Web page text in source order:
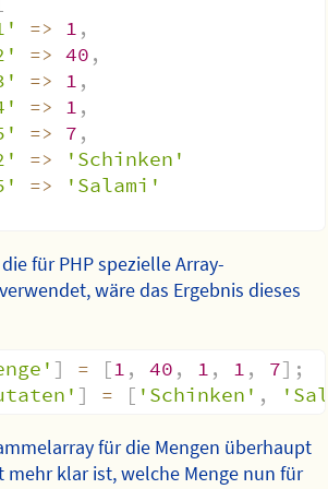
=> 1 ,
=> 40 ,
=> 1 ,
=> 1 ,
=> 7 ,
=>
'Schinken'
=>
'Salami'
für PHP spezielle Array-
wäre das Ergebnis dieses
] = [1 , 40 , 1 , 1 , 7] ;
] = [ 'Schinken' ,
für die Mengen überhaupt
mehr klar ist, welche Menge nun für